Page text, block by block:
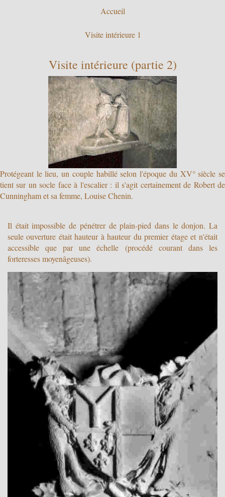
Accueil
Visite intérieure 1
Visite intérieure (partie 2)
Protégeant le lieu, un couple habillé selon l'époque du XV° siècle se
tient sur un socle face à l'escalier : il s'agit certainement de Robert de
Cunningham et sa femme, Louise Chenin.
Il était impossible de pénétrer de plain-pied dans le donjon. La
seule ouverture était hauteur à hauteur du premier étage et n'était
accessible que par une échelle (procédé courant dans les
forteresses moyenâgeuses).